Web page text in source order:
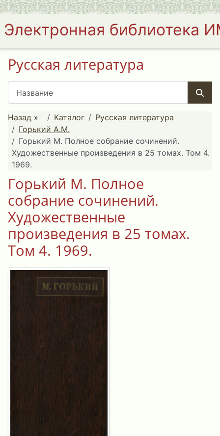
Электронная библиотека
Русская литература
Назад » Каталог
Русская литература
Горький А.М.
Горький М. Полное собрание сочинений.
Художественные произведения в 25 томах. Том 4.
1969.
Горький М. Полное
собрание сочинений.
Художественные
произведения в 25 томах.
Том 4. 1969.